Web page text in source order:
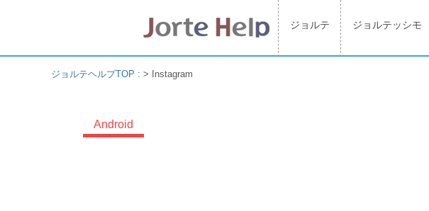
ジョルテ ジョルテッシモ
ジョルテヘルプTOP : > Instagram
Android